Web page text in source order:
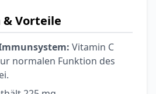
& Vorteile
Vitamin C
normalen Funktion des